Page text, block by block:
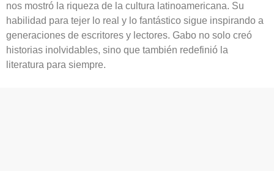
nos mostró la riqueza de la cultura latinoamericana. Su
habilidad para tejer lo real y lo fantástico sigue inspirando a
generaciones de escritores y lectores. Gabo no solo creó
historias inolvidables, sino que también redefinió la
literatura para siempre.